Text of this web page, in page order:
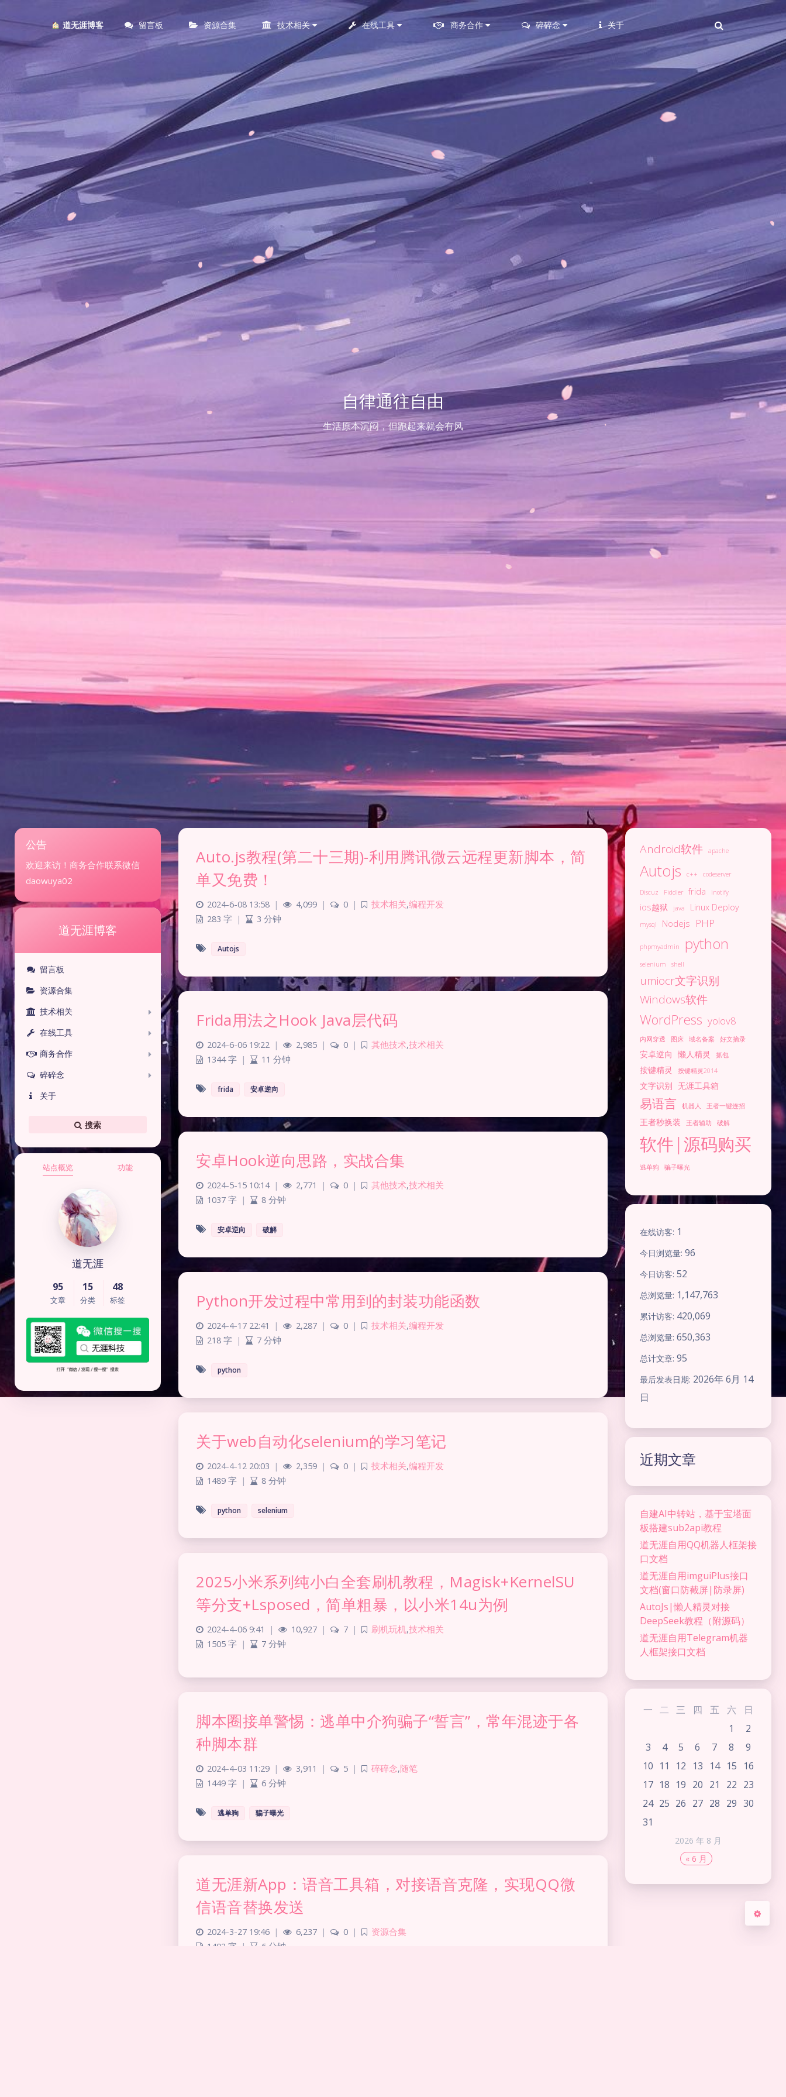
︎ 道无涯博客 留言板 资源合集 技术相关 在线工具 商务合作 碎碎念 关于
自律通往自由
生活原本沉闷，但跑起来就会有风
浅阴影 深阴影
关闭 灰度
公告
欢迎来访！商务合作联系微信
daowuya02
道无涯博客
留言板
资源合集
技术相关
在线工具
商务合作
碎碎念
关于
搜索
站点概览 功能
道无涯
95
文章
15
分类
48
标签
Android软件 apache
Autojs c++ codeserver
Discuz Fiddler frida inotify
ios越狱 java Linux Deploy
mysql Nodejs PHP
phpmyadmin python
selenium shell
umiocr文字识别
Windows软件
WordPress yolov8
内网穿透 图床 域名备案 好文摘录
安卓逆向 懒人精灵 抓包
按键精灵 按键精灵2014
文字识别 无涯工具箱
易语言 机器人 王者一键连招
王者秒换装 王者辅助 破解
软件|源码购买
逃单狗 骗子曝光
在线访客: 1
今日浏览量: 96
今日访客: 52
总浏览量: 1,147,763
累计访客: 420,069
总浏览量: 650,363
总计文章: 95
最后发表日期: 2026年 6月 14
日
近期文章
自建AI中转站，基于宝塔面
板搭建sub2api教程
道无涯自用QQ机器人框架接
口文档
道无涯自用imguiPlus接口
文档(窗口防截屏|防录屏)
AutoJs|懒人精灵对接
DeepSeek教程（附源码）
道无涯自用Telegram机器
人框架接口文档
2026 年 8 月
一 二 三 四 五 六
日
1
2
3
4 5 6 7 8
9
10 11 12 13 14 15
16
17 18 19 20 21 22 23
24 25 26 27 28 29 30
31
« 6 月
Auto.js教程(第二十三期)-利用腾讯微云远程更新脚本，简
单又免费！
2024-6-08 13:58 | 4,099 | 0 | 技术相关,编程开发
283 字 | 3 分钟
Autojs
Frida用法之Hook Java层代码
2024-6-06 19:22 | 2,985 | 0 | 其他技术,技术相关
1344 字 | 11 分钟
frida 安卓逆向
安卓Hook逆向思路，实战合集
2024-5-15 10:14 | 2,771 | 0 | 其他技术,技术相关
1037 字 | 8 分钟
安卓逆向 破解
Python开发过程中常用到的封装功能函数
2024-4-17 22:41 | 2,287 | 0 | 技术相关,编程开发
218 字 | 7 分钟
python
关于web自动化selenium的学习笔记
2024-4-12 20:03 | 2,359 | 0 | 技术相关,编程开发
1489 字 | 8 分钟
python selenium
2025小米系列纯小白全套刷机教程，Magisk+KernelSU
等分支+Lsposed，简单粗暴，以小米14u为例
2024-4-06 9:41 | 10,927 | 7 | 刷机玩机,技术相关
1505 字 | 7 分钟
脚本圈接单警惕：逃单中介狗骗子“誓言”，常年混迹于各
种脚本群
2024-4-03 11:29 | 3,911 | 5 | 碎碎念,随笔
1449 字 | 6 分钟
逃单狗 骗子曝光
道无涯新App：语音工具箱，对接语音克隆，实现QQ微
信语音替换发送
2024-3-27 19:46 | 6,237 | 0 |
资源合集
1402 字
| 6 分钟